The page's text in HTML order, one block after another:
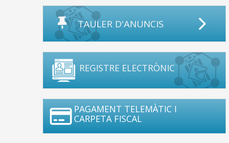
TAULER D'ANUNCIS
REGISTRE ELECTRÒNIC
PAGAMENT TELEMÀTIC I
CARPETA FISCAL